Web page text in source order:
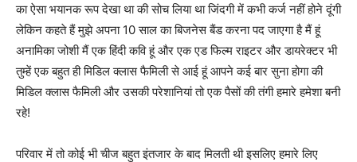
का ऐसा भयानक रूप देखा था की सोच लिया था जिंदगी में कभी कर्ज नहीं होने दूंगी
लेकिन कहते हैं मुझे अपना 10 साल का बिजनेस बैंड करना पद जाएगा है मैं हूं
अनामिका जोशी मैं एक हिंदी कवि हूं और एक एड फिल्म राइटर और डायरेक्टर भी
तुम्हें एक बहुत ही मिडिल क्लास फैमिली से आई हूं आपने कई बार सुना होगा की
मिडिल क्लास फैमिली और उसकी परेशानियां तो एक पैसों की तंगी हमारे हमेशा बनी
रहे!
परिवार में तो कोई भी चीज बहुत इंतजार के बाद मिलती थी इसलिए हमारे लिए